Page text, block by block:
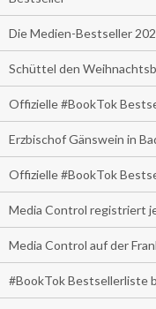
Die Medien-Bestseller
Schüttel den
Offizielle #BookTok
Erzbischof Gänswein in
Offizielle #BookTok
Media Control registriert
Media Control auf der
#BookTok Bestsellerliste